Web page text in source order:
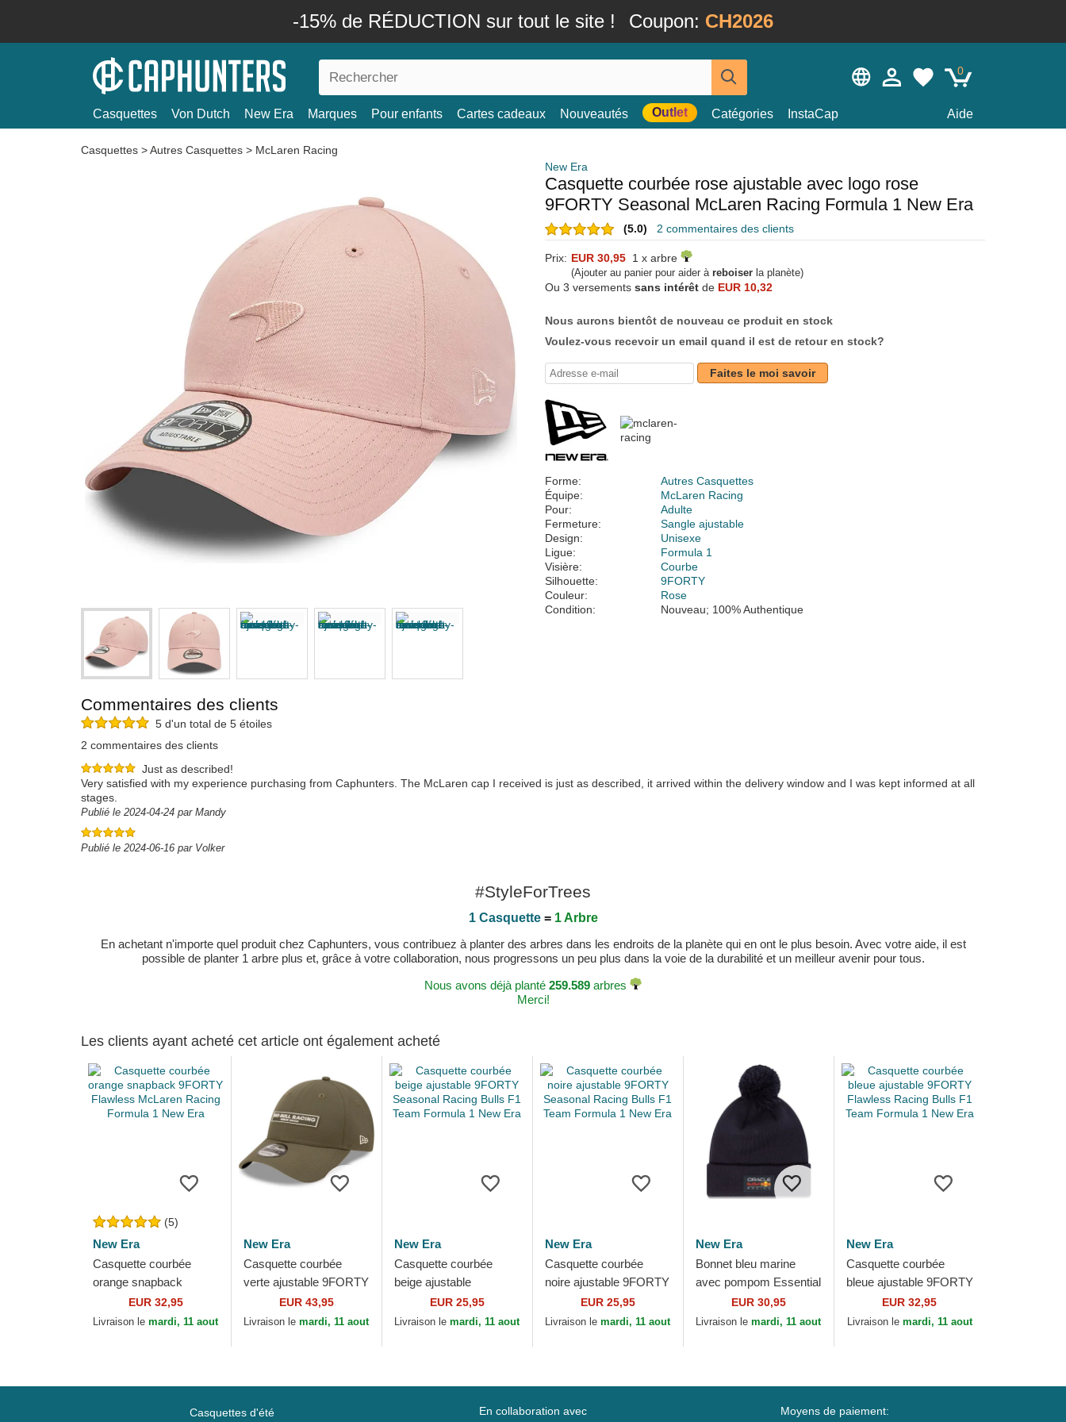
-15% de RÉDUCTION sur tout le site ! Coupon: CH2026
0
Casquettes Von Dutch New Era Marques Pour enfants Cartes cadeaux Nouveautés Outlet Catégories InstaCap Aide
Casquettes >Autres Casquettes > McLaren Racing
New Era
Casquette courbée rose ajustable avec logo rose
9FORTY Seasonal McLaren Racing Formula 1 New Era
(5.0) 2 commentaires des clients
Prix: EUR 30,95 1 x arbre
(Ajouter au panier pour aider à reboiser la planète)
Ou 3 versements sans intérêt de EUR 10,32
Nous aurons bientôt de nouveau ce produit en stock
Voulez-vous recevoir un email quand il est de retour en stock?
Faites le moi savoir
Forme:
Autres Casquettes
Équipe:
McLaren Racing
Pour:
Adulte
Fermeture:
Sangle ajustable
Design:
Unisexe
Ligue:
Formula 1
Visière:
Courbe
Silhouette:
9FORTY
Couleur:
Rose
Condition:
Nouveau; 100% Authentique
Commentaires des clients
5 d'un total de 5 étoiles
2 commentaires des clients
Just as described!
Very satisfied with my experience purchasing from Caphunters. The McLaren cap I received is just as described, it arrived within the delivery window and I was kept informed at all
stages.
Publié le 2024-04-24 par Mandy
Publié le 2024-06-16 par Volker
#StyleForTrees
1 Casquette= 1 Arbre
En achetant n'importe quel produit chez Caphunters, vous contribuez à planter des arbres dans les endroits de la planète qui en ont le plus besoin. Avec votre aide, il est
possible de planter 1 arbre plus et, grâce à votre collaboration, nous progressons un peu plus dans la voie de la durabilité et un meilleur avenir pour tous.
Nous avons déjà planté 259.589 arbres
Merci!
Les clients ayant acheté cet article ont également acheté
(5)
New Era
Casquette courbée
orange snapback
9FORTY Flawless
McLaren Racing
EUR 32,95
Livraison lemardi, 11 aout
New Era
Casquette courbée
verte ajustable 9FORTY
REPREVE Wordmark
Red Bull Racing
EUR 43,95
Livraison lemardi, 11 aout
New Era
Casquette courbée
beige ajustable
9FORTY Seasonal
Racing Bulls F1 Team
EUR 25,95
Livraison lemardi, 11 aout
New Era
Casquette courbée
noire ajustable 9FORTY
Seasonal Racing Bulls
F1 Team Formula 1
EUR 25,95
Livraison lemardi, 11 aout
New Era
Bonnet bleu marine
avec pompom Essential
Red Bull Racing
Formula 1 New Era
EUR 30,95
Livraison lemardi, 11 aout
New Era
Casquette courbée
bleue ajustable 9FORTY
Flawless Racing Bulls
F1 Team Formula 1
EUR 32,95
Livraison le mardi, 11 aout
Casquettes d'été En collaboration avec Moyens de paiement: